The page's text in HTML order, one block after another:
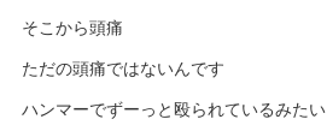
そこから頭痛
ただの頭痛ではないんです
ハンマーでずーっと殴られているみたい